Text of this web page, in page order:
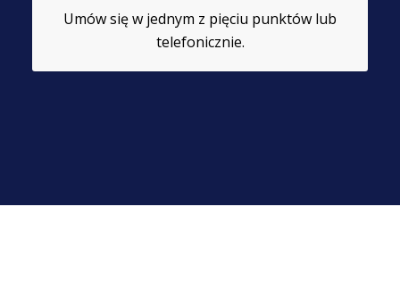
Umów się w jednym z pięciu punktów lub
telefonicznie.